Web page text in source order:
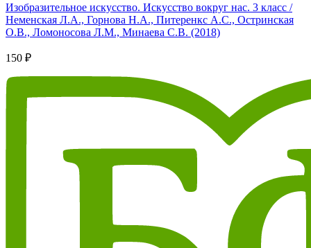
Изобразительное искусство. Искусство вокруг нас. 3 класс /
Неменская Л.А., Горнова Н.А., Питеренкс А.С., Остринская
О.В., Ломоносова Л.М., Минаева С.В. (2018)
150 ₽